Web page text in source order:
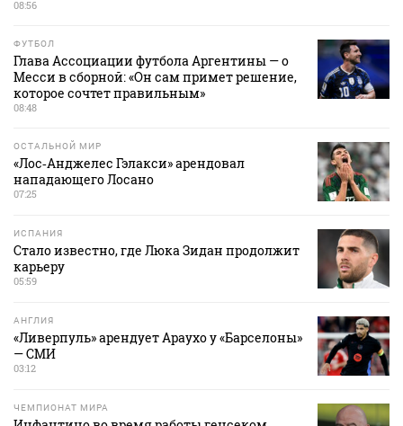
08:56
ФУТБОЛ
Глава Ассоциации футбола Аргентины — о
Месси в сборной: «Он сам примет решение,
которое сочтет правильным»
08:48
ОСТАЛЬНОЙ МИР
«Лос‑Анджелес Гэлакси» арендовал
нападающего Лосано
07:25
ИСПАНИЯ
Стало известно, где Люка Зидан продолжит
карьеру
05:59
АНГЛИЯ
«Ливерпуль» арендует Араухо у «Барселоны»
— СМИ
03:12
ЧЕМПИОНАТ МИРА